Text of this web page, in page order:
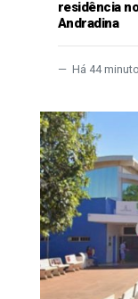
residência
Andradina
Há 44